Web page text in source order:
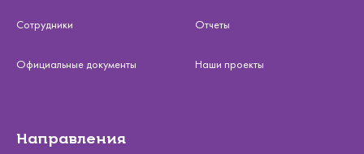
Сотрудники Отчеты
Официальные документы Наши проекты
Направления